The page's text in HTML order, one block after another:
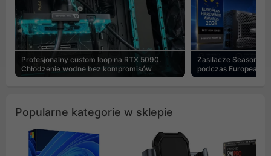
Profesjonalny custom loop na RTX 5090.
Chłodzenie wodne bez kompromisów
Zasilacze Seasonic
podczas European
Popularne kategorie w sklepie